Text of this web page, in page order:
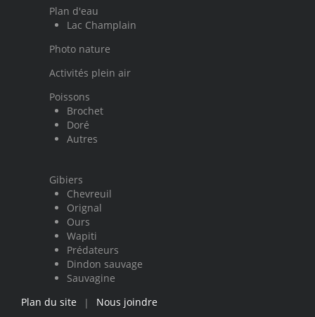
Plan d'eau
Lac Champlain
Photo nature
Activités plein air
Poissons
Brochet
Doré
Autres
Gibiers
Chevreuil
Orignal
Ours
Wapiti
Prédateurs
Dindon sauvage
Sauvagine
Plan du site
|
Nous joindre